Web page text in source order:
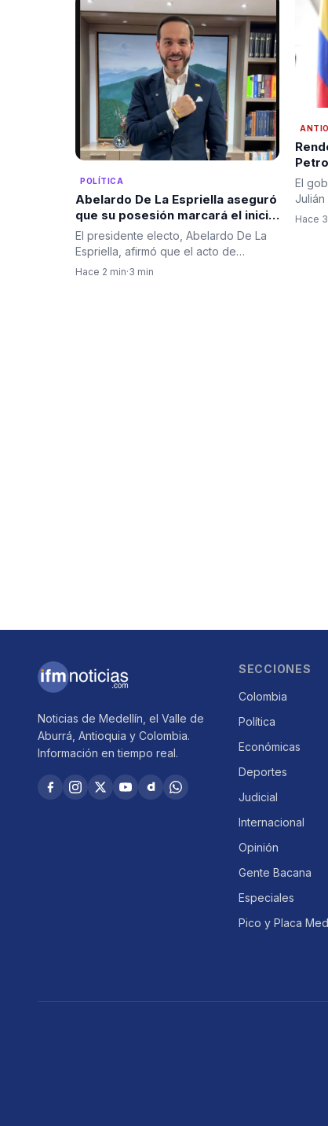
POLÍTICA
Abelardo De La Espriella aseguró
que su posesión marcará el inicio
de la descentralización del
Gobierno nacional
El presidente electo, Abelardo De La
Espriella, afirmó que el acto de
posesión presidencial…
Hace 2 min·3 min
de
tras
El
Hace
Noticias de Medellín, el Valle de
Aburrá, Antioquia y Colombia.
Información en tiempo real.
SECCIONES
Colombia
Política
Económicas
Deportes
Judicial
Internacional
Opinión
Gente Bacana
Especiales
Pico y Placa